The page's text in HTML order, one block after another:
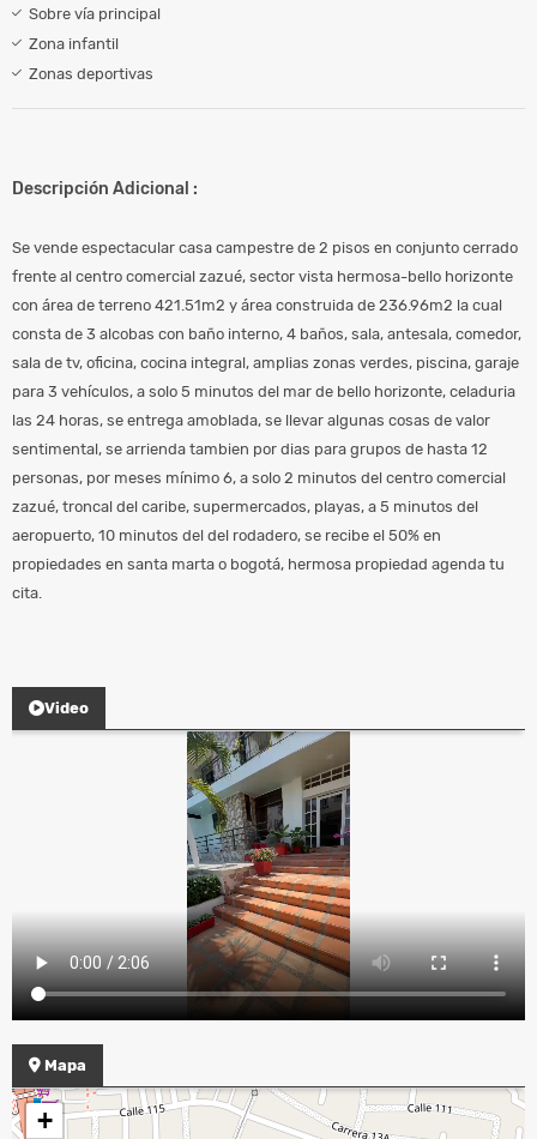
Sobre vía principal
Zona infantil
Zonas deportivas
Descripción Adicional :
Se vende espectacular casa campestre de 2 pisos en conjunto cerrado
frente al centro comercial zazué, sector vista hermosa-bello horizonte
con área de terreno 421.51m2 y área construida de 236.96m2 la cual
consta de 3 alcobas con baño interno, 4 baños, sala, antesala, comedor,
sala de tv, oficina, cocina integral, amplias zonas verdes, piscina, garaje
para 3 vehículos, a solo 5 minutos del mar de bello horizonte, celaduria
las 24 horas, se entrega amoblada, se llevar algunas cosas de valor
sentimental, se arrienda tambien por dias para grupos de hasta 12
personas, por meses mínimo 6, a solo 2 minutos del centro comercial
zazué, troncal del caribe, supermercados, playas, a 5 minutos del
aeropuerto, 10 minutos del del rodadero, se recibe el 50% en
propiedades en santa marta o bogotá, hermosa propiedad agenda tu
cita.
Video
Mapa
+